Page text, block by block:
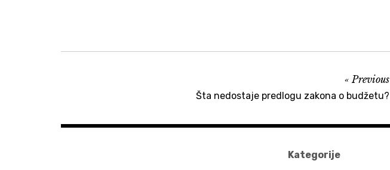
Previous
Šta nedostaje predlogu zakona o budžetu?
Kategorije